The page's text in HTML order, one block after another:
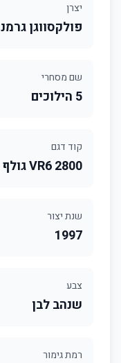
יצרן
פולקסווגן גרמנ
שם מסחרי
5 הילוכים
קוד דגם
2800 VR6 גולף
שנת יצור
1997
צבע
שנהב לבן
רמת גימור